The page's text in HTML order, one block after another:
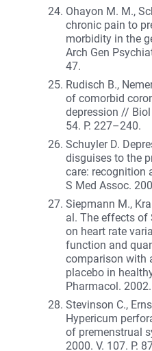
Ohayon M. M.,
chronic pain to
morbidity in the
Arch Gen
47.
Rudisch B.,
of comorbid
depression //
54. P. 227–240.
Schuyler D.
disguises to the
care: recognition
S Med Assoc.
Siepmann M.,
al. The effects of
on heart rate
function and
comparison with
placebo in
Pharmacol.
Stevinson C.,
Hypericum
of premenstrual
2000. V. 107. P.